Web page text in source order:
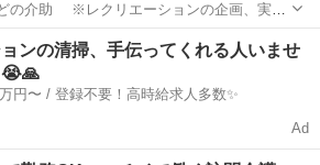
の介助 ※レクリエーションの企画、実施
のケア業務全般 ※送迎・添乗業務 ※各
ンの清掃、手伝ってくれる人いませ
😭🙏
日給例1万円〜 / 登録不要！高時給求人多数✨
Ad